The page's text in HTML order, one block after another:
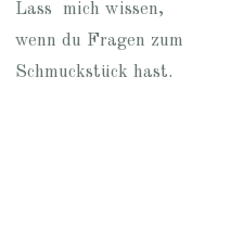
Lass mich wissen,
wenn du Fragen zum
Schmuckstück hast.